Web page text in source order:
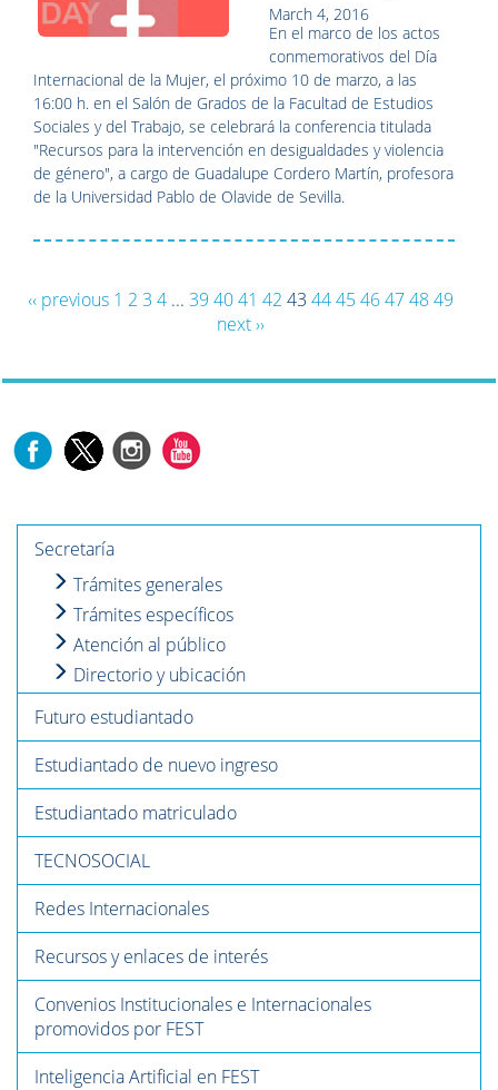
March 4, 2016
En el marco de los actos
conmemorativos del Día
Internacional de la Mujer, el próximo 10 de marzo, a las
16:00 h. en el Salón de Grados de la Facultad de Estudios
Sociales y del Trabajo, se celebrará la conferencia titulada
"Recursos para la intervención en desigualdades y violencia
de género", a cargo de Guadalupe Cordero Martín, profesora
de la Universidad Pablo de Olavide de Sevilla.
‹‹ previous 1 2 3 4... 39 40 41 42 43 44 45 46 47 48 49
next ››
Secretaría
Trámites generales
Trámites específicos
Atención al público
Directorio y ubicación
Futuro estudiantado
Estudiantado de nuevo ingreso
Estudiantado matriculado
TECNOSOCIAL
Redes Internacionales
Recursos y enlaces de interés
Convenios Institucionales e Internacionales
promovidos por FEST
Inteligencia Artificial en FEST